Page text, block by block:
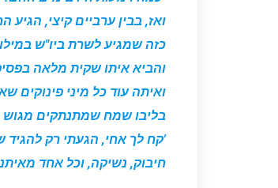
ואז, בבין ערביים קיצי,
כזה שמגיע לשרת ביו"ש
והביא איתו שקית מלאה
ואיתה עוד כל מיני פינוקים
בליבו שמח שמתנתקים מגוש
'קח לך אחי, הגעתי רק להגיד
חיבוק, נשיקה, וכל אחד